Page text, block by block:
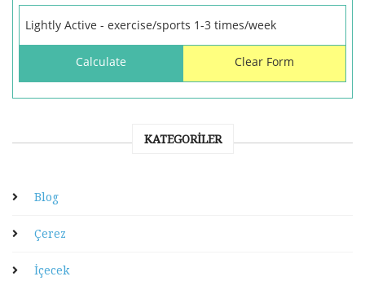
KATEGORILER
Blog
Çerez
İçecek